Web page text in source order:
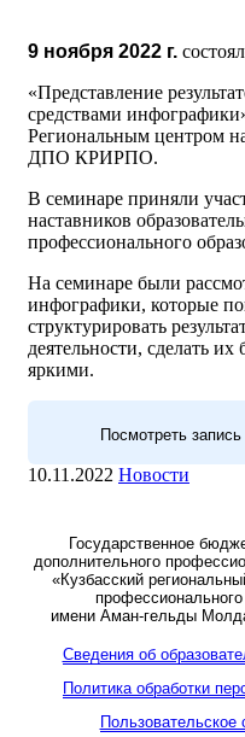
9 ноября 2022 г.
«Представление
средствами
Региональным центром
ДПО КРИРПО.
В семинаре приняли
наставников
профессионального
На семинаре были
инфографики, которые
структурировать
деятельности, сделать
яркими.
Посмотреть запись
10.11.2022 Новости
Государственное
дополнительного
«Кузбасский
имени Аман-гельды
Сведения об
Политика обработки
Пользовательское